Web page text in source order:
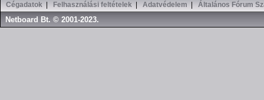
Cégadatok Felhasználási feltételek Adatvédelem Általános Fórum
Netboard Bt. © 2001-2023.